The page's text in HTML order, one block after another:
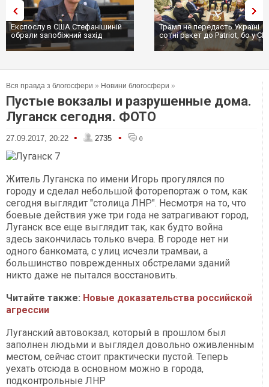
Трамп не передасть Україні
сотні ракет до Patriot, бо у США
Вибух у ресторані в Москві:
ціллю був головком ВКС
пр...
Вся правда з блогосфери » Новини блогосфери »
Пустые вокзалы и разрушенные дома.
Луганск сегодня. ФОТО
27.09.2017, 20:22 • 2735 • 0
Житель Луганска по имени Игорь прогулялся по
городу и сделал небольшой фоторепортаж о том, как
сегодня выглядит "столица ЛНР". Несмотря на то, что
боевые действия уже три года не затрагивают город,
Луганск все еще выглядит так, как будто война
здесь закончилась только вчера. В городе нет ни
одного банкомата, с улиц исчезли трамваи, а
большинство поврежденных обстрелами зданий
никто даже не пытался восстановить.
Читайте также: Новые доказательства российской
агрессии
Луганский автовокзал, который в прошлом был
заполнен людьми и выглядел довольно оживленным
местом, сейчас стоит практически пустой. Теперь
уехать отсюда в основном можно в города,
подконтрольные ЛНР